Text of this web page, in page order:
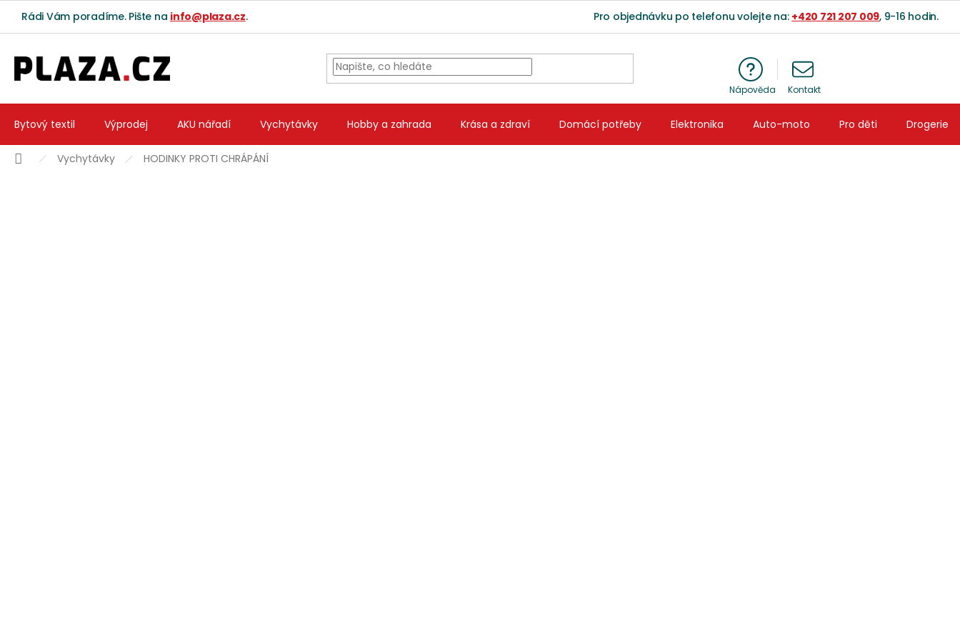
Rádi Vám poradíme. Pište na info@plaza.cz. Pro objednávku po telefonu volejte na: +420 721 207 009, 9-16 hodin.
Bytový textil Výprodej AKU nářadí Vychytávky Hobby a zahrada Krása a zdraví Domácí potřeby Elektronika Auto-moto Pro děti Drogerie
DomůVychytávky HODINKY PROTI CHRÁPÁNÍ